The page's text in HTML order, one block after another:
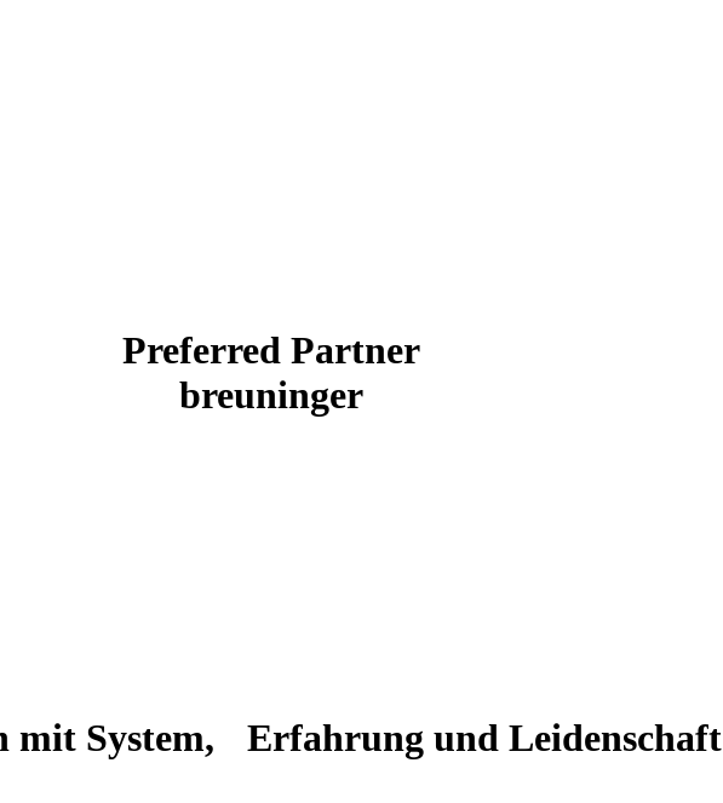
Preferred Partner
breuninger
mit System, Erfahrung und Leidenschaft